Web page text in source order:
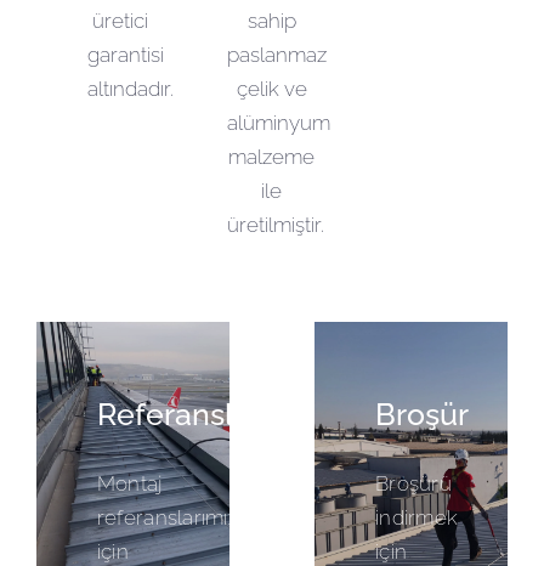
üretici
garantisi
altındadır.
sahip
paslanmaz
çelik ve
alüminyum
malzeme
ile
üretilmiştir.
Referanslarımız
Montaj
referanslarımızı
için
Broşür
Broşürü
indirmek
için